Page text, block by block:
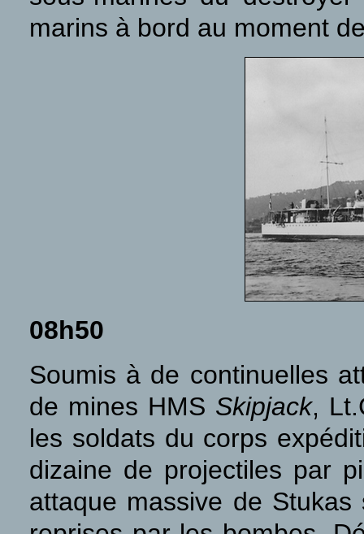
marins à bord au moment
08h50
Soumis à de continuelles
de mines HMS Skipjack,
les soldats du corps
dizaine de projectiles par
attaque massive de